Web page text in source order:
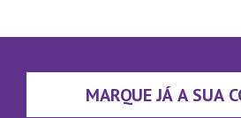
MARQUE JÁ A SUA